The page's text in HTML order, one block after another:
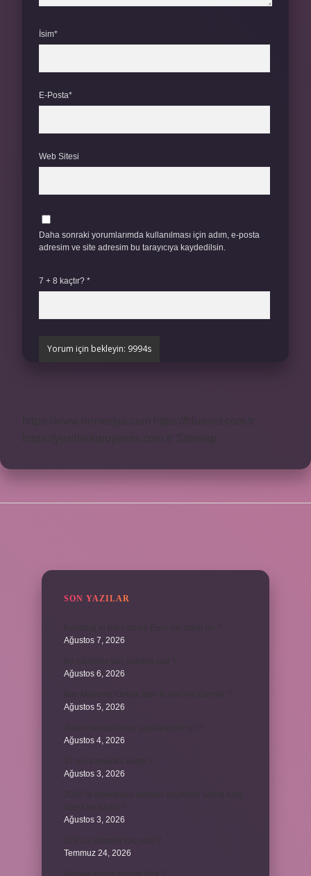
İsim*
E-Posta*
Web Sitesi
Daha sonraki yorumlarımda kullanılması için adım, e-posta
adresim ve site adresim bu tarayıcıya kaydedilsin.
7 + 8 kaçtır? *
SON YAZILAR
Ağustos 7, 2026
Ağustos 6, 2026
Ağustos 5, 2026
Ağustos 4, 2026
Ağustos 3, 2026
Ağustos 3, 2026
Temmuz 24, 2026